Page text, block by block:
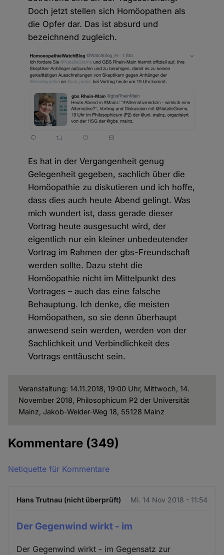
Doch jetzt stellen sich Homöopathen als
die Opfer dar. Das ist absurd und
bezeichnend zugleich.
Es hat in der Vergangenheit genug
Gelegenheit gegeben, sachlich über die
Homöopathie zu diskutieren und ich hoffe,
dass dies auch heute Abend gelingt. Was
mich wundert ist, dass gerade dieser
Vortrag heute ausgesucht wird, der
eigentlich nur ein kleiner unbedeutender
Vortrag im Rahmen der gbs-Freundschaft
werden sollte. Dazu steht die
Homöopathie nicht im Mittelpunkt des
Vortrages – auch das eine falsche
Behauptung. Ich denke, die meisten
Homöopathen, so sie denn überhaupt
anwesend sein werden, werden von der
Sachlichkeit und Verbindlichkeit des
Vortrags enttäuscht sein.
Veranstaltung: 14.11.2018, 19:00 Uhr, Mittwoch, 14.
November 2018, Philosophicum P2 der Universität
Mainz, Jakob-Welder-Weg 18, 55128 Mainz
Kommentare (349)
Netiquette für Kommentare
Hans Trutnau (nicht überprüft) Mi. 14 Nov 2018 - 11:54
Der Gegenwind wirkt - im
Der Gegenwind wirkt - im Gegensatz zur